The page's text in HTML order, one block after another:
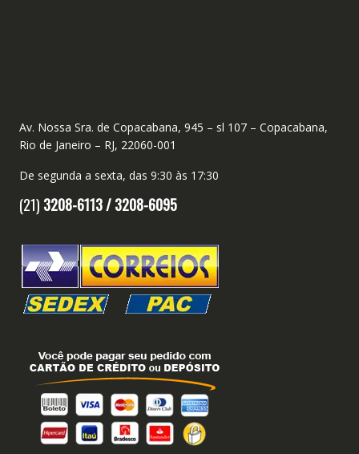
Av. Nossa Sra. de Copacabana, 945 – sl 107 – Copacabana,
Rio de Janeiro – RJ, 22060-001
De segunda a sexta, das 9:30 às 17:30
(21) 3208-6113 /3208-6095